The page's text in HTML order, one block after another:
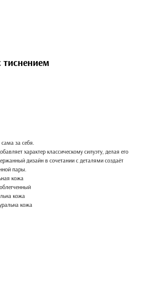
за себя.
характер классическому силуэту, делая его
дизайн в сочетании с деталями создаёт
пары.
кожа
кожа
кожа